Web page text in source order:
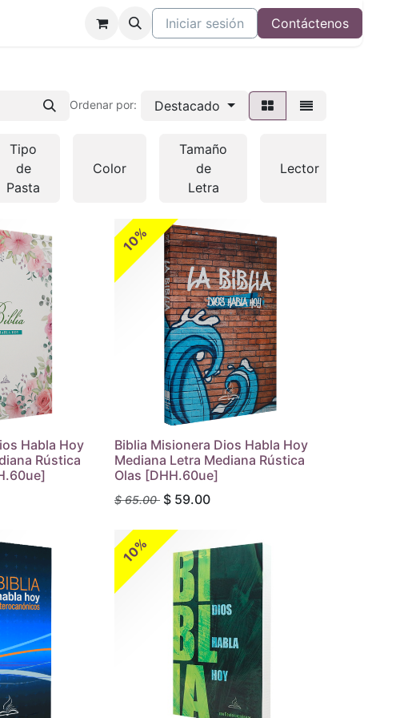
Iniciar sesión Contáctenos
Ordenar por: Destacado
Tipo
de
Pasta
Color
Tamaño
de
Letra
Lector
Habla Hoy
Rústica
10%
Biblia Misionera Dios Habla Hoy
Mediana Letra Mediana Rústica
Olas [DHH.60ue]
$65.00 $ 59.00
10%